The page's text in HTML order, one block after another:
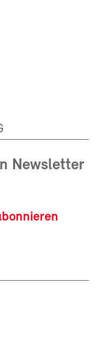
Newsletter